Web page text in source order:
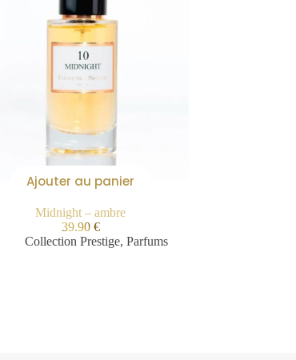
Ajouter au panier
Midnight – ambre
39.90 €
Collection Prestige,Parfums